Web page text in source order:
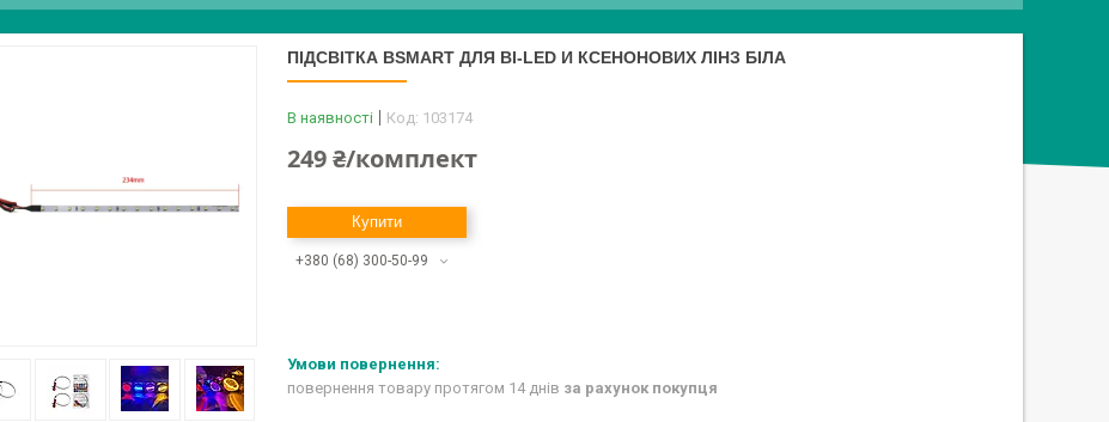
ПІДСВІТКА BSMART ДЛЯ BI-LED И КСЕНОНОВИХ ЛІНЗ БІЛА
В наявності Код: 103174
249 ₴/комплект
Купити
+380 (68) 300-50-99
повернення товару протягом 14 днів за рахунок покупця